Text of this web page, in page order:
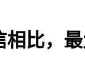
比，最